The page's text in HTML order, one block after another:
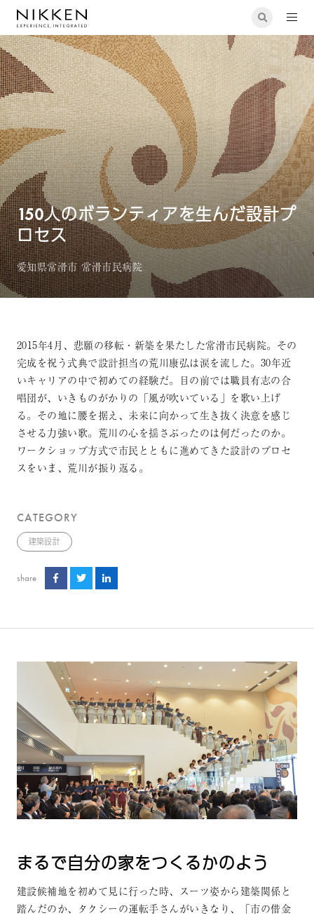
建築設計
150人のボランティアを生んだ設計プロセス
150人のボランティアを生んだ設計プ
ロセス
愛知県常滑市 常滑市民病院
2015年4月、悲願の移転・新築を果たした常滑市民病院。その
完成を祝う式典で設計担当の荒川康弘は涙を流した。30年近
いキャリアの中で初めての経験だ。目の前では職員有志の合
唱団が、いきものがかりの「風が吹いている」を歌い上げ
る。その地に腰を据え、未来に向かって生き抜く決意を感じ
させる力強い歌。荒川の心を揺さぶったのは何だったのか。
ワークショップ方式で市民とともに進めてきた設計のプロセ
スをいま、荒川が振り返る。
CATEGORY
建築設計
share
まるで自分の家をつくるかのよう
建設候補地を初めて見に行った時、スーツ姿から建築関係と
踏んだのか、タクシーの運転手さんがいきなり、「市の借金